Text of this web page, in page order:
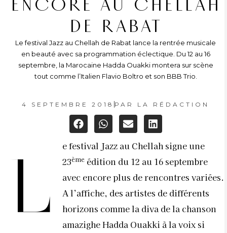
ENCORE AU CHELLAH
DE RABAT
Le festival Jazz au Chellah de Rabat lance la rentrée musicale
en beauté avec sa programmation éclectique. Du 12 au 16
septembre, la Marocaine Hadda Ouakki montera sur scène
tout comme l’Italien Flavio Boltro et son BBB Trio.
4 SEPTEMBRE 2018 PAR LA RÉDACTION
L
e festival Jazz au Chellah signe une
23ème édition du 12 au 16 septembre
avec encore plus de rencontres variées.
A l’affiche, des artistes de différents
horizons comme la diva de la chanson
amazighe Hadda Ouakki à la voix si